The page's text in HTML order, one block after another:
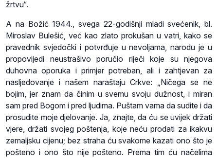
žrtvu“.
A na Božić 1944., svega 22-godišnji mladi svećenik, bl.
Miroslav Bulešić, već kao zlato prokušan u vatri, kako se
pravednik svjedočki i potvrđuje u nevoljama, narodu je u
propovijedi neustrašivo poručio riječi koje su njegova
duhovna oporuka i primjer potreban, ali i zahtjevan za
nasljedovanje i našem naraštaju Crkve: „Ničega se ne
bojim, jer znam da činim u svemu svoju dužnost, i miran
sam pred Bogom i pred ljudima. Puštam vama da sudite i da
prosudite moje djelovanje. Ja, znajte, da ću se uvijek držati
vjere, držati svojeg poštenja, koje neću prodati za ikakvu
zemaljsku cijenu; bez straha ću svakome kazati ono što je
pošteno i ono što nije pošteno. Prema tim ću načelima